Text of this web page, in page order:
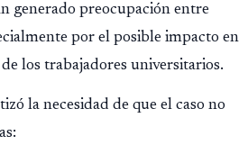
generado preocupación entre
por el posible impacto en
los trabajadores universitarios.
la necesidad de que el caso no